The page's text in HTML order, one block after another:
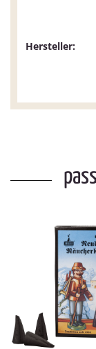
Hersteller: